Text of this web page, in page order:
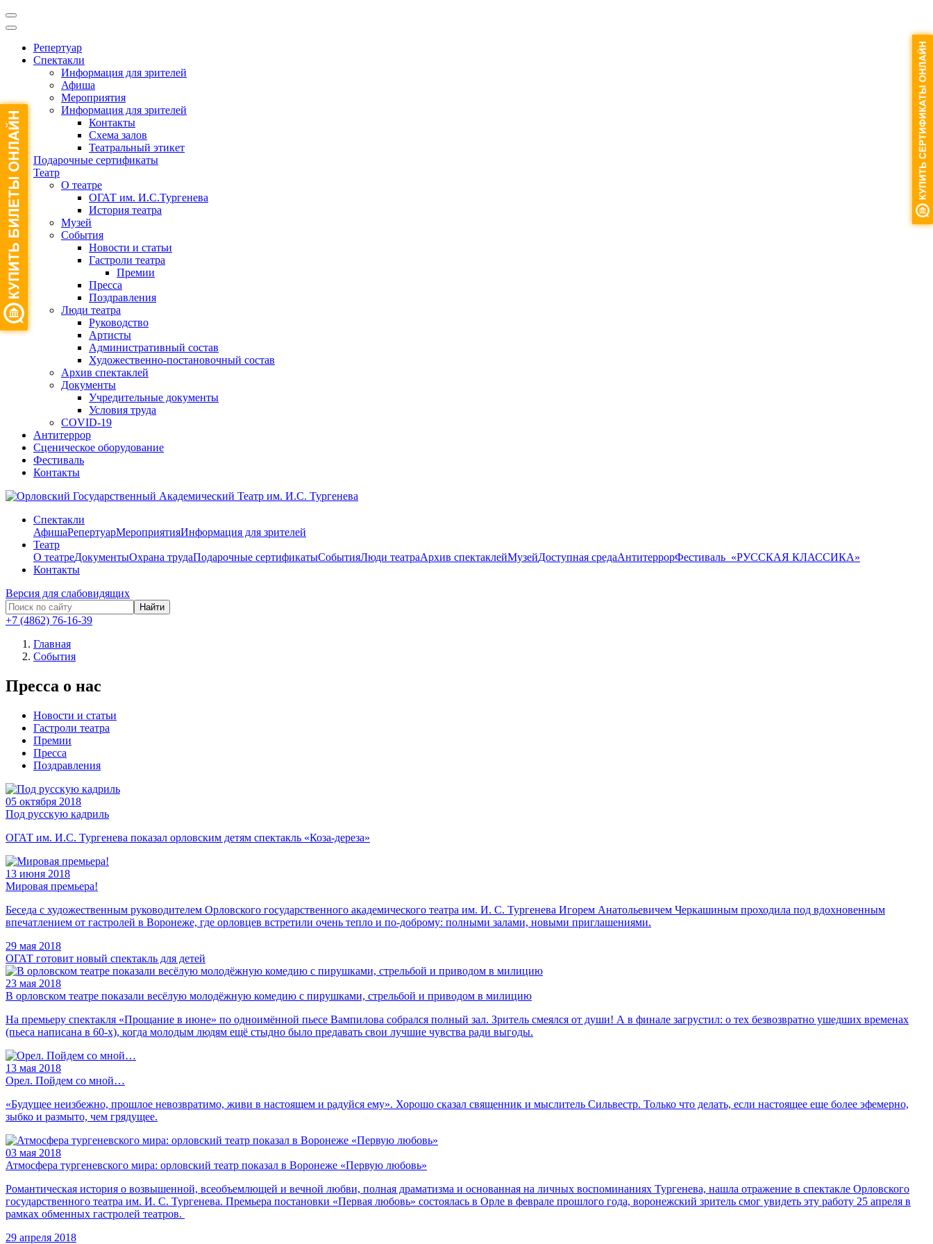
Репертуар
Спектакли
Информация для зрителей
Афиша
Мероприятия
Информация для зрителей
Контакты
Схема залов
Театральный этикет
Подарочные сертификаты
Театр
О театре
ОГАТ им. И.С.Тургенева
История театра
Музей
События
Новости и статьи
Гастроли театра
Премии
Пресса
Поздравления
Люди театра
Руководство
Артисты
Административный состав
Художественно-постановочный состав
Архив спектаклей
Документы
Учредительные документы
Условия труда
COVID-19
Антитеррор
Сценическое оборудование
Фестиваль
Контакты
Спектакли
АфишаРепертуарМероприятияИнформация для зрителей
Театр
О театреДокументыОхрана трудаПодарочные сертификатыСобытияЛюди театраАрхив спектаклейМузейДоступная средаАнтитеррорФестиваль ​ «РУССКАЯ КЛАССИКА»
Контакты
Версия для слабовидящих
Найти
+7 (4862) 76-16-39
Главная
События
Пресса о нас
Новости и статьи
Гастроли театра
Премии
Пресса
Поздравления
05 октября 2018
Под русскую кадриль
ОГАТ им. И.С. Тургенева показал орловским детям спектакль «Коза-дереза»
13 июня 2018
Мировая премьера!
Беседа с художественным руководителем Орловского государственного академического театра им. И. С. Тургенева Игорем Анатольевичем Черкашиным проходила под вдохновенным
впечатлением от гастролей в Воронеже, где орловцев встретили очень тепло и по-доброму: полными залами, новыми приглашениями.
29 мая 2018
ОГАТ готовит новый спектакль для детей
23 мая 2018
В орловском театре показали весёлую молодёжную комедию с пирушками, стрельбой и приводом в милицию
На премьеру спектакля «Прощание в июне» по одноимённой пьесе Вампилова собрался полный зал. Зритель смеялся от души! А в финале загрустил: о тех безвозвратно ушедших временах
(пьеса написана в 60-х), когда молодым людям ещё стыдно было предавать свои лучшие чувства ради выгоды.
13 мая 2018
Орел. Пойдем со мной…
«Будущее неизбежно, прошлое невозвратимо, живи в настоящем и радуйся ему». Хорошо сказал священник и мыслитель Сильвестр. Только что делать, если настоящее еще более эфемерно,
зыбко и размыто, чем грядущее.
03 мая 2018
Атмосфера тургеневского мира: орловский театр показал в Воронеже «Первую любовь»
Романтическая история о возвышенной, всеобъемлющей и вечной любви, полная драматизма и основанная на личных воспоминаниях Тургенева, нашла отражение в спектакле Орловского
государственного театра им. И. С. Тургенева. Премьера постановки «Первая любовь» состоялась в Орле в феврале прошлого года, воронежский зритель смог увидеть эту работу 25 апреля в
рамках обменных гастролей театров.
29 апреля 2018